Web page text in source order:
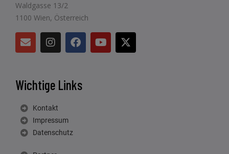
Waldgasse 13/2
1100 Wien, Österreich
Wichtige Links
Kontakt
Impressum
Datenschutz